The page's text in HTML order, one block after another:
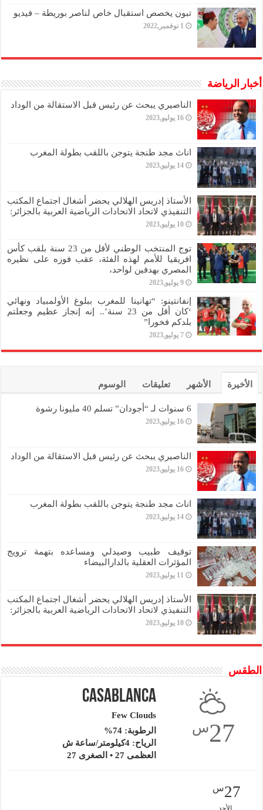
تبون يخصص استقبال خاص لناصر بوريطة – فيديو
1 نوفمبر,2022
أخبار الرياضة
الناصيري يبحث عن رئيس قبل الاستقالة من الوداد
16 يوليو,2023
اناث مجد طنجة يتوجن باللقب بطولة المغرب
14 يوليو,2023
الأستاذ إدريس الهلالي يحضر أشغال اجتماع المكتب
التنفيذي لاتحاد الاتحادات الرياضية العربية بالجزائر:
10 يوليو,2023
توج المنتخب الوطني لأقل من 23 سنة بلقب كأس
افريقيا للأمم لهذه الفئة، عقب فوزه على نظيره
المصري بهدفين لواحد،
9 يوليو,2023
إنفانتينو: “تهانينا للمغرب ببلوغ الأولمبياد ونهائي
‘كان أقل من 23 سنة’.. إنه إنجاز عظيم وجعلتم
بلدكم فخورا”
7 يوليو,2023
الأخيرة الأشهر تعليقات الوسوم
6 سنوات لـ “أجودان” تسلم 40 مليونا رشوة
16 يوليو,2023
الناصيري يبحث عن رئيس قبل الاستقالة من الوداد
16 يوليو,2023
اناث مجد طنجة يتوجن باللقب بطولة المغرب
14 يوليو,2023
توقيف طبيب وصيدلي ومساعده بتهمة ترويج
المؤثرات العقلية بالدارالبيضاء
11 يوليو,2023
الأستاذ إدريس الهلالي يحضر أشغال اجتماع المكتب
التنفيذي لاتحاد الاتحادات الرياضية العربية بالجزائر:
10 يوليو,2023
الطقس
27س
Casablanca
Few Clouds
الرطوبة: 74%
الرياح: 4كيلومتر/ساعة ش
العظمى 27 • الصغرى 27
27س
الأحد